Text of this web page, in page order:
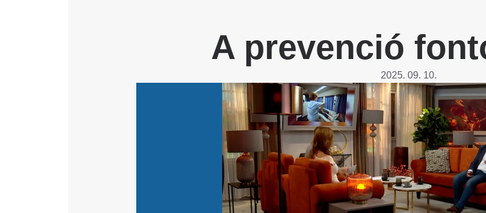
Egységes alapellátási ügyeleti
rendszer
Háziorvosi körzetek Pest
vármegyére vonatkozóan
Patika ügyeleti link Pest
vármegyére vonatkozóan
Egészségértés
Nemzeti szívinfarktus regiszter
Felnőtt Szív- és Érsebészet
Sürgősségi Betegellátó Osztály
Katéter Terápiás Osztály
Kardiológiai Képalkotó Osztály
Radiológiai Osztály
lekérése
Egészségügyi dokumentáció
kikérő lap
Betegtájékoztatók
Látogatóknak
Szolgáltatásaink
A szív atlasza
felnőtt betegeinknek
Prevenció
Szociális munkás
Rehabilitáció Füreden
A prevenció
2025. 09. 10.